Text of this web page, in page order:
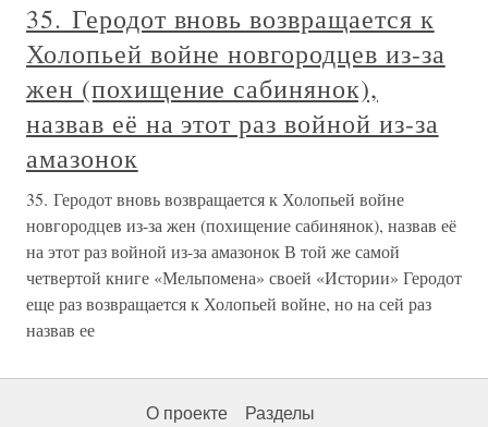
35. Геродот вновь возвращается к
Холопьей войне новгородцев из-за
жен (похищение сабинянок),
назвав её на этот раз войной из-за
амазонок
35. Геродот вновь возвращается к Холопьей войне
новгородцев из-за жен (похищение сабинянок), назвав её
на этот раз войной из-за амазонок В той же самой
четвертой книге «Мельпомена» своей «Истории» Геродот
еще раз возвращается к Холопьей войне, но на сей раз
назвав ее
О проекте Разделы